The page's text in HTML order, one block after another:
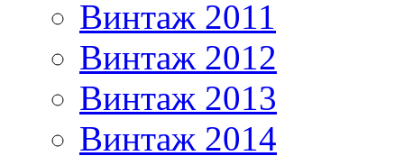
Винтаж 2011
Винтаж 2012
Винтаж 2013
Винтаж 2014